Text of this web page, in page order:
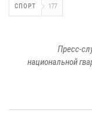
СПОРТ 177
Пресс-
национальной